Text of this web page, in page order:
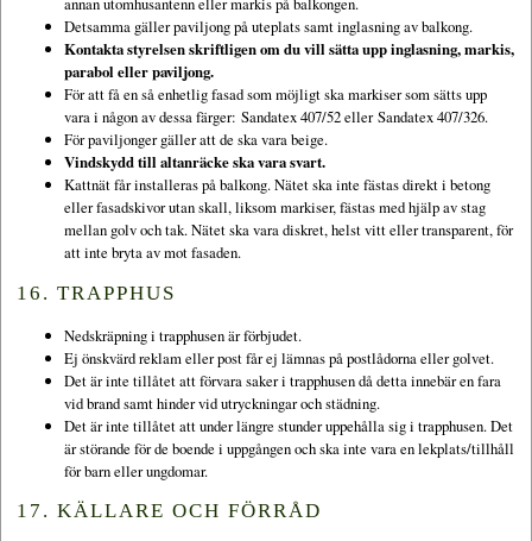
Detsamma gäller paviljong på uteplats samt inglasning av balkong.
Kontakta styrelsen skriftligen om du vill sätta upp inglasning, markis,
parabol eller paviljong.
För att få en så enhetlig fasad som möjligt ska markiser som sätts upp
vara i någon av dessa färger: Sandatex 407/52 eller Sandatex 407/326.
För paviljonger gäller att de ska vara beige.
Vindskydd till altanräcke ska vara svart.
Kattnät får installeras på balkong. Nätet ska inte fästas direkt i betong
eller fasadskivor utan skall, liksom markiser, fästas med hjälp av stag
mellan golv och tak. Nätet ska vara diskret, helst vitt eller transparent, för
att inte bryta av mot fasaden.
16. TRAPPHUS
Nedskräpning i trapphusen är förbjudet.
Ej önskvärd reklam eller post får ej lämnas på postlådorna eller golvet.
Det är inte tillåtet att förvara saker i trapphusen då detta innebär en fara
vid brand samt hinder vid utryckningar och städning.
Det är inte tillåtet att under längre stunder uppehålla sig i trapphusen. Det
är störande för de boende i uppgången och ska inte vara en lekplats/tillhåll
för barn eller ungdomar.
17. KÄLLARE OCH FÖRRÅD